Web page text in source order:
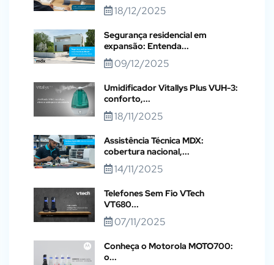
18/12/2025
Segurança residencial em
expansão: Entenda...
09/12/2025
Umidificador Vitallys Plus VUH-3:
conforto,...
18/11/2025
Assistência Técnica MDX:
cobertura nacional,...
14/11/2025
Telefones Sem Fio VTech
VT680...
07/11/2025
Conheça o Motorola MOTO700:
o...